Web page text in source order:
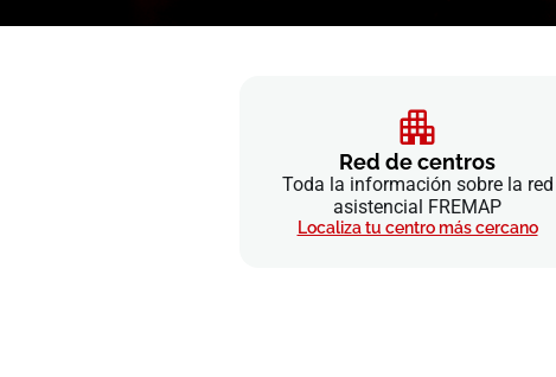
Red de centros
Toda la información sobre la red
asistencial FREMAP
Localiza tu centro más cercano